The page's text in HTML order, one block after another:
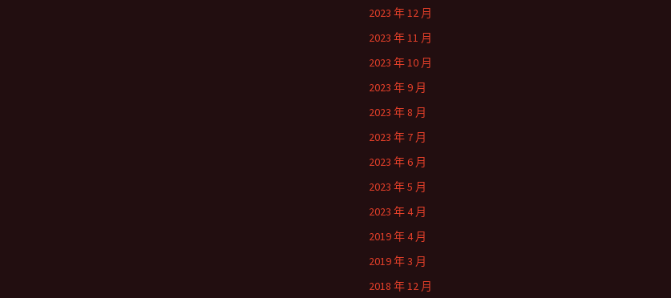
2023 年 12 月
2023 年 11 月
2023 年 10 月
2023 年 9 月
2023 年 8 月
2023 年 7 月
2023 年 6 月
2023 年 5 月
2023 年 4 月
2019 年 4 月
2019 年 3 月
2018 年 12 月